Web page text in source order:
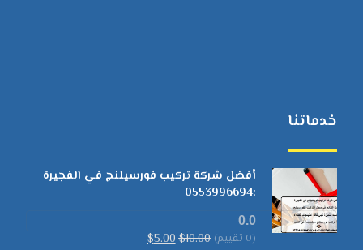
خدماتنا
أفضل شركة تركيب فورسيلنج في الفجيرة
:0553996694
0.0
(0 تقييم) $10.00
$5.00